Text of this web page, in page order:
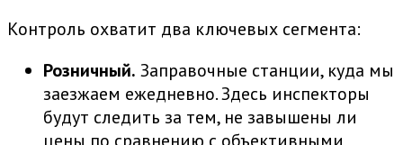
Контроль охватит два ключевых сегмента:
Розничный. Заправочные станции, куда мы
заезжаем ежедневно. Здесь инспекторы
будут следить за тем, не завышены ли
цены по сравнению с объективными